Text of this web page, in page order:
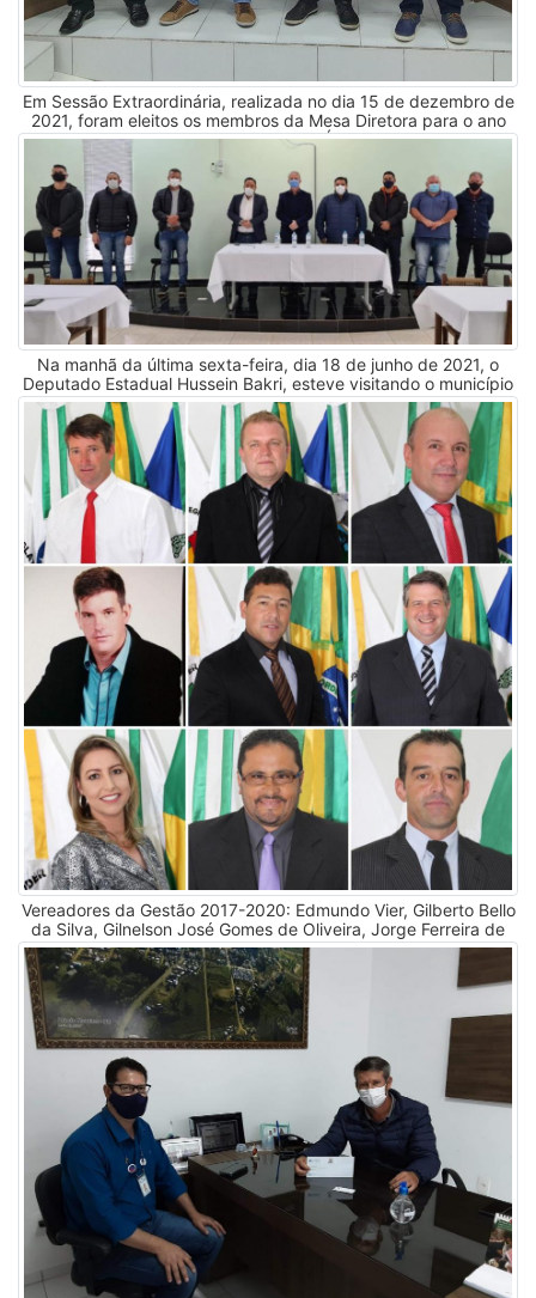
Em Sessão Extraordinária, realizada no dia 15 de dezembro de
2021, foram eleitos os membros da Mesa Diretora para o ano
2022, sendo Presidente Vereador Élcio Wszolek, Vice-
Presidente Vereador Edmundo Vier, 1º Secretário Vereador Julio
Armando Canido Mendez e 2º Secretário Vereador Laurici José
de Oliveira.
Na manhã da última sexta-feira, dia 18 de junho de 2021, o
Deputado Estadual Hussein Bakri, esteve visitando o município
e conversando sobre a liberação de recursos através de
emenda parlamentar. O deputado foi recebido pelo prefeito
Edemétrio Benato Junior, o vice-prefeito Kleverson Perussolo, o
presidente da câmara municipal Edmundo Vier, os vereadores
Élcio Wszolek e Julio Armando Canido Mendez, bem como os
senhores Álvaro Pasqualin e João Carlos Lopes.
Vereadores da Gestão 2017-2020: Edmundo Vier, Gilberto Bello
da Silva, Gilnelson José Gomes de Oliveira, Jorge Ferreira de
Almeida, Laurici José de Oliveira, Nelso de Andrade Jr, Sandra
Aparecida Daniel, Sebastião Sidon Vieira e Sidnei Lopes.